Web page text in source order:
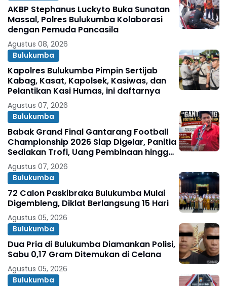
AKBP Stephanus Luckyto Buka Sunatan
Massal, Polres Bulukumba Kolaborasi
dengan Pemuda Pancasila
Agustus 08, 2026
Bulukumba
Kapolres Bulukumba Pimpin Sertijab
Kabag, Kasat, Kapolsek, Kasiwas, dan
Pelantikan Kasi Humas, ini daftarnya
Agustus 07, 2026
Bulukumba
Babak Grand Final Gantarang Football
Championship 2026 Siap Digelar, Panitia
Sediakan Trofi, Uang Pembinaan hingga
Penghargaan Individu
Agustus 07, 2026
Bulukumba
72 Calon Paskibraka Bulukumba Mulai
Digembleng, Diklat Berlangsung 15 Hari
Agustus 05, 2026
Bulukumba
Dua Pria di Bulukumba Diamankan Polisi,
Sabu 0,17 Gram Ditemukan di Celana
Agustus 05, 2026
Bulukumba